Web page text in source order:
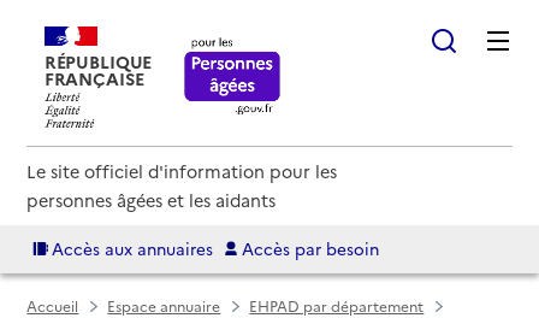
RÉPUBLIQUE
FRANÇAISE
Le site officiel d'information pour les
personnes âgées et les aidants
Accès aux annuaires Accès par besoin
Accueil Espace annuaire
EHPAD par département